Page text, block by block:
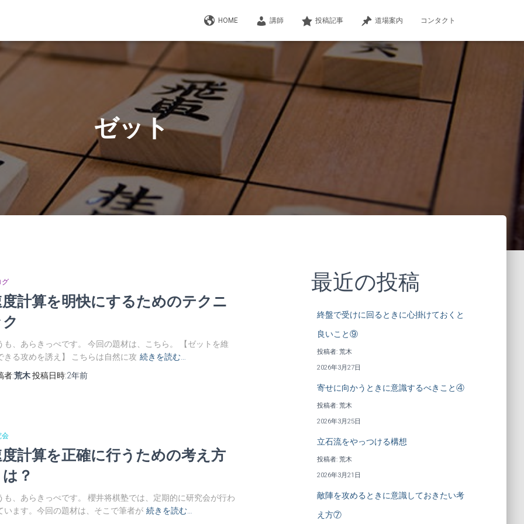
HOME 講師 投稿記事 道場案内 コンタクト
ゼット
グ
計算を明快にするためのテクニ
も、あらきっぺです。 今回の題材は、こちら。 【ゼットを維
きる攻めを誘え】 こちらは自然に攻 続きを読む…
者:荒木投稿日時:2年前
会
計算を正確に行うための考え方
？
も、あらきっぺです。 櫻井将棋塾では、定期的に研究会が行わ
います。今回の題材は、そこで筆者が 続きを読む…
最近の投稿
終盤で受けに回るときに心掛けておくと
良いこと⑨
投稿者: 荒木
2026年3月27日
寄せに向かうときに意識するべきこと④
投稿者: 荒木
2026年3月25日
立石流をやっつける構想
投稿者: 荒木
2026年3月21日
敵陣を攻めるときに意識しておきたい考
え方⑦